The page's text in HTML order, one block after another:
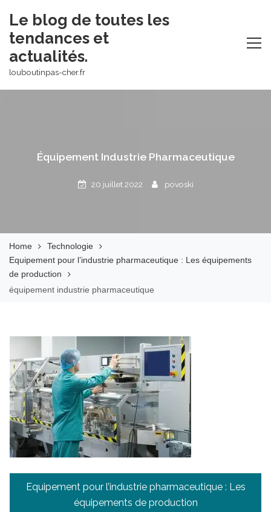
content
Le blog de toutes les
tendances et
actualités.
louboutinpas-cher.fr
Équipement Industrie Pharmaceutique
20 juillet 2022 povoski
Home
Technologie
Equipement pour l’industrie pharmaceutique : Les équipements
de production
équipement industrie pharmaceutique
Navigation
Equipement pour l’industrie pharmaceutique : Les
équipements de production